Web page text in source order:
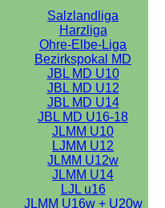
Salzlandliga
Harzliga
Ohre-Elbe-Liga
Bezirkspokal MD
JBL MD U10
JBL MD U12
JBL MD U14
JBL MD U16-18
JLMM U10
LJMM U12
JLMM U12w
JLMM U14
LJL u16
JLMM U16w + U20w